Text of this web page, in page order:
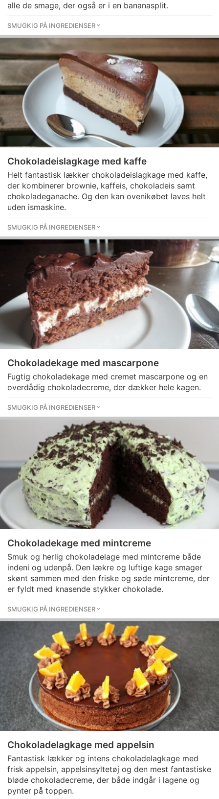
alle de smage, der også er i en bananasplit.
SMUGKIG PÅ INGREDIENSER
Chokoladeislagkage med kaffe
Helt fantastisk lækker chokoladeislagkage med kaffe,
der kombinerer brownie, kaffeis, chokoladeis samt
chokoladeganache. Og den kan ovenikøbet laves helt
uden ismaskine.
SMUGKIG PÅ INGREDIENSER
Chokoladekage med mascarpone
Fugtig chokoladekage med cremet mascarpone og en
overdådig chokoladecreme, der dækker hele kagen.
SMUGKIG PÅ INGREDIENSER
Chokoladekage med mintcreme
Smuk og herlig chokoladelage med mintcreme både
indeni og udenpå. Den lækre og luftige kage smager
skønt sammen med den friske og søde mintcreme, der
er fyldt med knasende stykker chokolade.
SMUGKIG PÅ INGREDIENSER
Chokoladelagkage med appelsin
Fantastisk lækker og intens chokoladelagkage med
frisk appelsin, appelsinsyltetøj og den mest fantastiske
bløde chokoladecreme, der både indgår i lagene og
pynter på toppen.